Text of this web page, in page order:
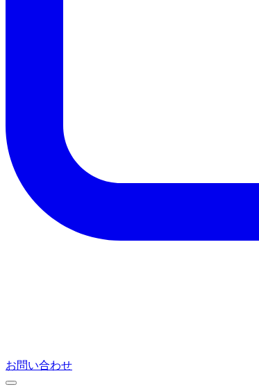
お問い合わせ